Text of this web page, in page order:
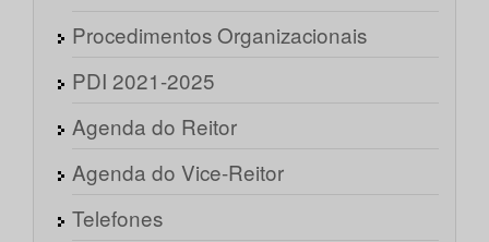
Procedimentos Organizacionais
PDI 2021-2025
Agenda do Reitor
Agenda do Vice-Reitor
Telefones